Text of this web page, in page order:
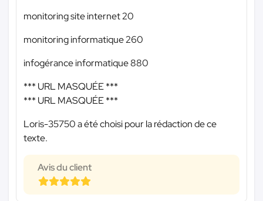
monitoring site internet 20
monitoring informatique 260
infogérance informatique 880
*** URL MASQUÉE ***
*** URL MASQUÉE ***
Loris-35750 a été choisi pour la rédaction de ce
texte.
Avis du client